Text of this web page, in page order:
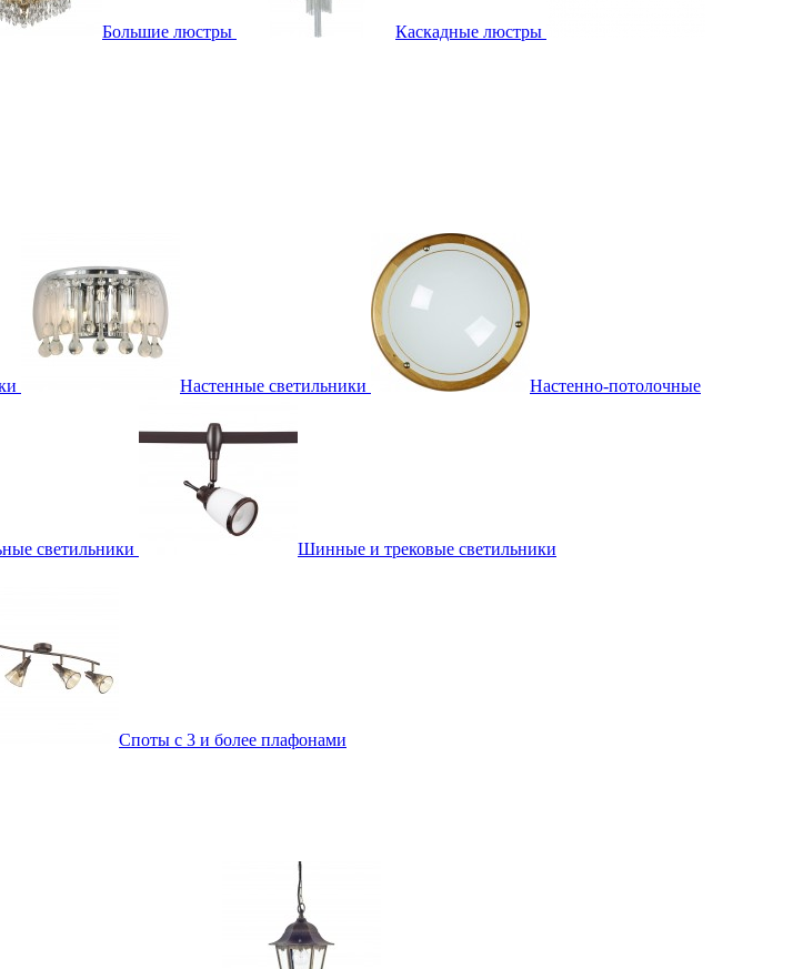
Большие люстры Каскадные люстры
Настенные светильники Настенно-потолочные
светильники
Шинные и трековые светильники
Споты с 3 и более плафонами